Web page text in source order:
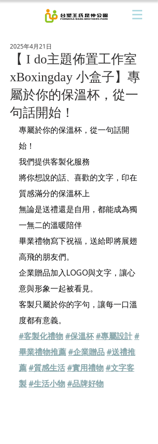
【 I do主題佈置工作室
xBoxingday 小盒子】專
屬於你的保溫杯，從一
句話開始！
2025年4月21日
專屬於你的保溫杯，從一句話開
始！
我們提供客製化服務
將你想說的話、喜歡的文字，印在
質感滿分的保溫杯上
無論是送禮還是自用，都能成為獨
一無二的溫暖陪伴
畢業禮物寫下祝福，送給即將展翅
高飛的朋友們。
企業贈品加入LOGO與文字，讓心
意與形象一起被看見。
客製只屬於你的字句，讓每一口溫
度都有意義。
#客製化禮物#保溫杯#專屬設計#
畢業禮物推薦#企業贈品#送禮推
薦#質感生活#實用禮物#文字客
製#生活小物#品牌好物